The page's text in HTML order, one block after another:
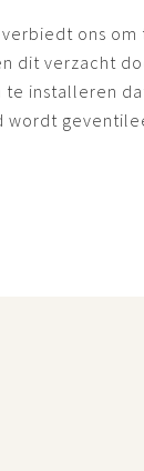
ons om
dit verzacht
te installeren
wordt